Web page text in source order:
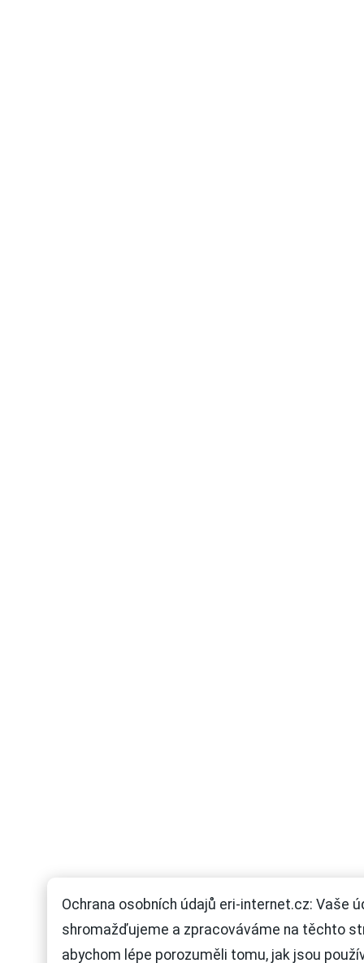
Ochrana osobních údajů eri-internet.cz: Vaše
shromažďujeme a zpracováváme na těchto
abychom lépe porozuměli tomu, jak jsou